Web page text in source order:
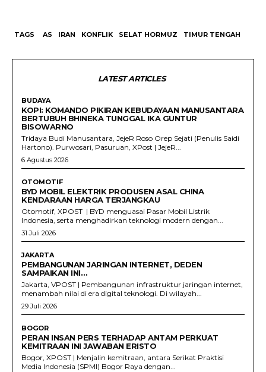
TAGS AS IRAN KONFLIK SELAT HORMUZ TIMUR TENGAH
LATEST ARTICLES
BUDAYA
KOPI: KOMANDO PIKIRAN KEBUDAYAAN MANUSANTARA
BERTUBUH BHINEKA TUNGGAL IKA GUNTUR
BISOWARNO
Tridaya Budi Manusantara, JejeR Roso Orep Sejati (Penulis Saidi
Hartono). Purwosari, Pasuruan, XPost | JejeR...
6 Agustus 2026
OTOMOTIF
BYD MOBIL ELEKTRIK PRODUSEN ASAL CHINA
KENDARAAN HARGA TERJANGKAU
Otomotif, XPOST | BYD menguasai Pasar Mobil Listrik
Indonesia, serta menghadirkan teknologi modern dengan...
31 Juli 2026
JAKARTA
PEMBANGUNAN JARINGAN INTERNET, DEDEN
SAMPAIKAN INI…
Jakarta, VPOST | Pembangunan infrastruktur jaringan internet,
menambah nilai di era digital teknologi. Di wilayah...
29 Juli 2026
BOGOR
PERAN INSAN PERS TERHADAP ANTAM PERKUAT
KEMITRAAN INI JAWABAN ERISTO
Bogor, XPOST | Menjalin kemitraan, antara Serikat Praktisi
Media Indonesia (SPMI) Bogor Raya dengan...